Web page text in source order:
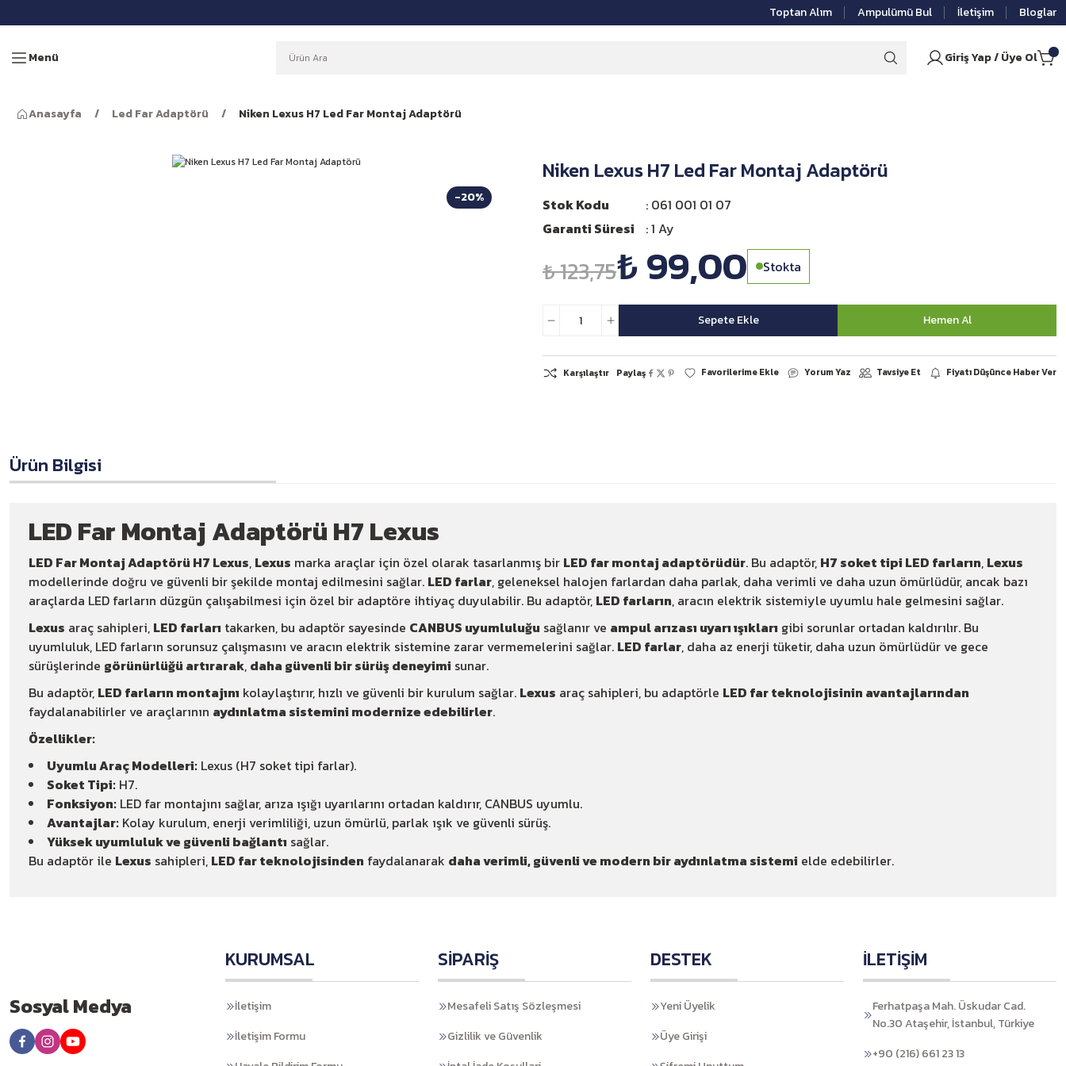
Toptan Alım Ampulümü Bul İletişim Bloglar
Menü Giriş Yap / Üye Ol
Anasayfa Led Far Adaptörü Niken Lexus H7 Led Far Montaj Adaptörü
-20%
Niken Lexus H7 Led Far Montaj Adaptörü
Stok Kodu
061 001 01 07
Garanti Süresi
1 Ay
₺ 123,75₺ 99,00 Stokta
Sepete Ekle Hemen Al
Ürün Bilgisi
LED Far Montaj Adaptörü H7 Lexus
LED Far Montaj Adaptörü H7 Lexus, Lexus marka araçlar için özel olarak tasarlanmış bir LED far montaj adaptörüdür. Bu adaptör, H7 soket tipi LED farların, Lexus
modellerinde doğru ve güvenli bir şekilde montaj edilmesini sağlar. LED farlar, geleneksel halojen farlardan daha parlak, daha verimli ve daha uzun ömürlüdür, ancak bazı
araçlarda LED farların düzgün çalışabilmesi için özel bir adaptöre ihtiyaç duyulabilir. Bu adaptör, LED farların, aracın elektrik sistemiyle uyumlu hale gelmesini sağlar.
Lexus araç sahipleri, LED farları takarken, bu adaptör sayesinde CANBUS uyumluluğu sağlanır ve ampul arızası uyarı ışıkları gibi sorunlar ortadan kaldırılır. Bu
uyumluluk, LED farların sorunsuz çalışmasını ve aracın elektrik sistemine zarar vermemelerini sağlar. LED farlar, daha az enerji tüketir, daha uzun ömürlüdür ve gece
sürüşlerinde görünürlüğü artırarak, daha güvenli bir sürüş deneyimi sunar.
Bu adaptör, LED farların montajını kolaylaştırır, hızlı ve güvenli bir kurulum sağlar. Lexus araç sahipleri, bu adaptörle LED far teknolojisinin avantajlarından
faydalanabilirler ve araçlarının aydınlatma sistemini modernize edebilirler.
Özellikler:
Uyumlu Araç Modelleri: Lexus (H7 soket tipi farlar).
Soket Tipi: H7.
Fonksiyon: LED far montajını sağlar, arıza ışığı uyarılarını ortadan kaldırır, CANBUS uyumlu.
Avantajlar: Kolay kurulum, enerji verimliliği, uzun ömürlü, parlak ışık ve güvenli sürüş.
Yüksek uyumluluk ve güvenli bağlantı sağlar.
Bu adaptör ile Lexus sahipleri, LED far teknolojisinden faydalanarak daha verimli, güvenli ve modern bir aydınlatma sistemi elde edebilirler.
Sosyal Medya
KURUMSAL
İletişim
İletişim Formu
SİPARİŞ
Mesafeli Satış Sözleşmesi
Gizlilik ve Güvenlik
DESTEK
Yeni Üyelik
Üye Girişi
İLETİŞİM
Ferhatpaşa Mah. Üskudar Cad.
No.30 Ataşehir, İstanbul, Türkiye
+90 (216) 661 23 13